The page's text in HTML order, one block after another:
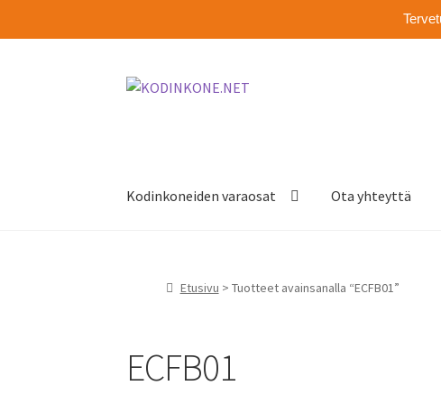
Siirry
Siirry
Kodinkoneiden varaosat Ota yhteyttä
Etusivu > Tuotteet avainsanalla “ECFB01”
ECFB01